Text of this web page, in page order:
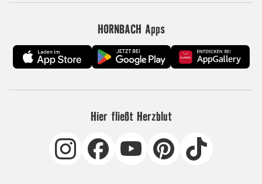
HORNBACH Apps
Hier fließt Herzblut